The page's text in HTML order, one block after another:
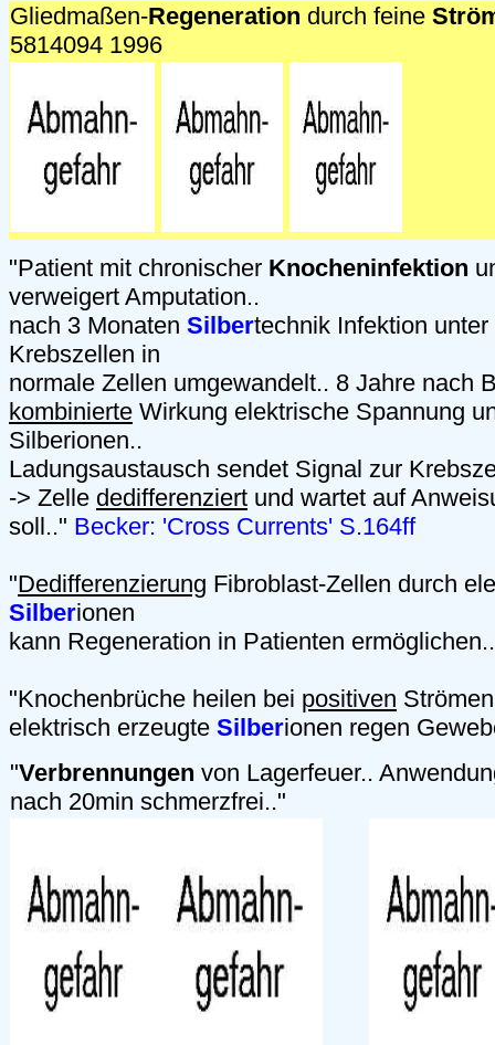
Gliedmaßen-Regeneration durch feine
5814094 1996
"Patient mit chronischer Knocheninfektion
verweigert Amputation..
nach 3 Monaten Silbertechnik Infektion
Krebszellen in
normale Zellen umgewandelt.. 8 Jahre nach
kombinierte Wirkung elektrische Spannung
Silberionen..
Ladungsaustausch sendet Signal zur
-> Zelle dedifferenziert und wartet auf
soll.." Becker: 'Cross Currents' S.164ff
"Dedifferenzierung Fibroblast-Zellen durch
Silberionen
kann Regeneration in Patienten
"Knochenbrüche heilen bei positiven
elektrisch erzeugte Silberionen regen
"Verbrennungen von Lagerfeuer..
nach 20min schmerzfrei.."